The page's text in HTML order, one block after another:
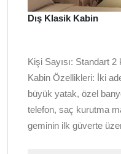
Dış Klasik Kabin
Kişi Sayısı: Standart 2
Kabin Özellikleri: İki
büyük yatak, özel
telefon, saç kurutma
geminin ilk güverte